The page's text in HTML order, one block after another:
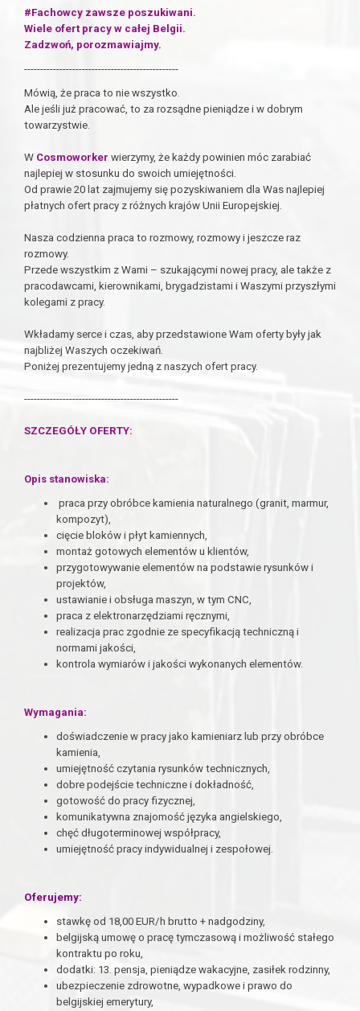
#Fachowcy zawsze poszukiwani.
Wiele ofert pracy w całej Belgii.
Zadzwoń, porozmawiajmy.
------------------------------------------------
Mówią, że praca to nie wszystko.
Ale jeśli już pracować, to za rozsądne pieniądze i w dobrym
towarzystwie.
W Cosmoworker wierzymy, że każdy powinien móc zarabiać
najlepiej w stosunku do swoich umiejętności.
Od prawie 20 lat zajmujemy się pozyskiwaniem dla Was najlepiej
płatnych ofert pracy z różnych krajów Unii Europejskiej.
Nasza codzienna praca to rozmowy, rozmowy i jeszcze raz
rozmowy.
Przede wszystkim z Wami – szukającymi nowej pracy, ale także z
pracodawcami, kierownikami, brygadzistami i Waszymi przyszłymi
kolegami z pracy.
Wkładamy serce i czas, aby przedstawione Wam oferty były jak
najbliżej Waszych oczekiwań.
Poniżej prezentujemy jedną z naszych ofert pracy.
------------------------------------------------
SZCZEGÓŁY OFERTY:
Opis stanowiska:
praca przy obróbce kamienia naturalnego (granit, marmur,
kompozyt),
cięcie bloków i płyt kamiennych,
montaż gotowych elementów u klientów,
przygotowywanie elementów na podstawie rysunków i
projektów,
ustawianie i obsługa maszyn, w tym CNC,
praca z elektronarzędziami ręcznymi,
realizacja prac zgodnie ze specyfikacją techniczną i
normami jakości,
kontrola wymiarów i jakości wykonanych elementów.
Wymagania:
doświadczenie w pracy jako kamieniarz lub przy obróbce
kamienia,
umiejętność czytania rysunków technicznych,
dobre podejście techniczne i dokładność,
gotowość do pracy fizycznej,
komunikatywna znajomość języka angielskiego,
chęć długoterminowej współpracy,
umiejętność pracy indywidualnej i zespołowej.
Oferujemy:
stawkę od 18,00 EUR/h brutto + nadgodziny,
belgijską umowę o pracę tymczasową i możliwość stałego
kontraktu po roku,
dodatki: 13. pensja, pieniądze wakacyjne, zasiłek rodzinny,
ubezpieczenie zdrowotne, wypadkowe i prawo do
belgijskiej emerytury,